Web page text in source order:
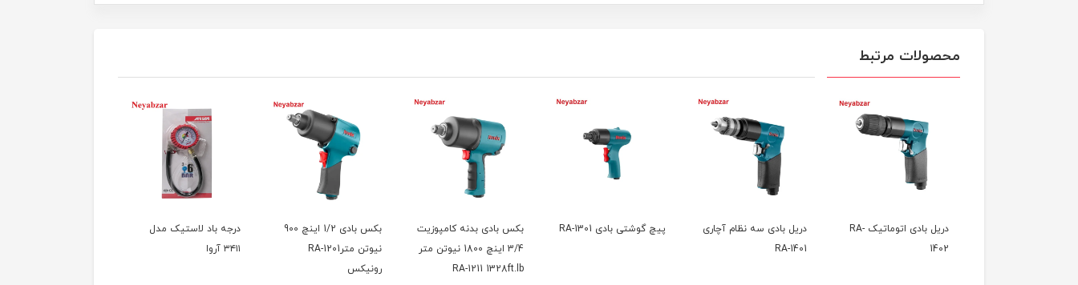
محصولات مرتبط
دریل بادی اتوماتیک RA-
1402
دریل بادی سه نظام آچاری
RA-1401
پیچ گوشتی بادی RA-1301
بکس بادی بدنه کامپوزیت
3/4 اینچ 1800 نیوتن متر
RA-1211 1328ft.lb
بکس بادی 1/2 اینچ 900
نیوتن مترRA-1201
رونیکس
درجه باد لاستیک مدل
۳۴۱۱ آروا